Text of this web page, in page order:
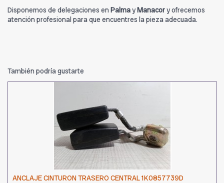
Disponemos de delegaciones en PalmayManacory ofrecemos
atención profesional para que encuentres la pieza adecuada.
También podría gustarte
ANCLAJE CINTURON TRASERO CENTRAL 1K0857739D